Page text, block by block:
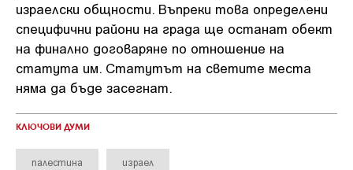
израелски общности. Въпреки това определени
специфични райони на града ще останат обект
на финално договаряне по отношение на
статута им. Статутът на светите места
няма да бъде засегнат.
КЛЮЧОВИ ДУМИ
палестина израел